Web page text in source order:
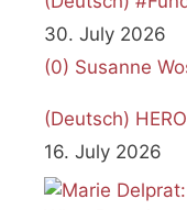
30. July 2026
(0) Susanne
(Deutsch)
16. July 2026